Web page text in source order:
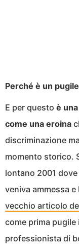
Perché è un
E per questo è
come una eroina
discriminazione
momento storico.
lontano 2001
veniva ammessa
vecchio articolo
come prima
professionista di